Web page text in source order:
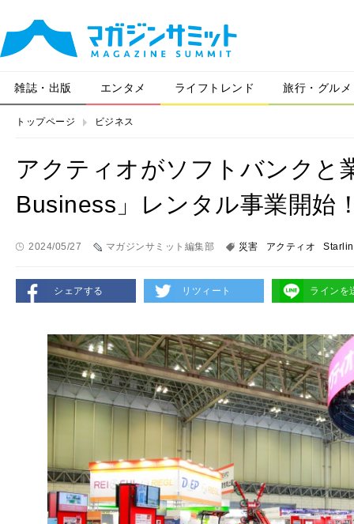
雑誌・出版 エンタメ ライフトレンド 旅行・グルメ
トップページ ビジネス
アクティオがソフトバンクと
Business」レンタル事業開始
2024/05/27 マガジンサミット編集部 災害 アクティオ
シェアする リツィート ラインを